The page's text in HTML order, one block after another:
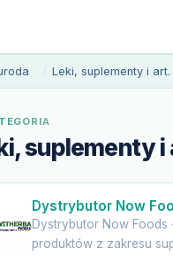
Leki, suplementy i
suplementy
Dystrybutor Now
Dystrybutor Now Foods
produktów z zakresu